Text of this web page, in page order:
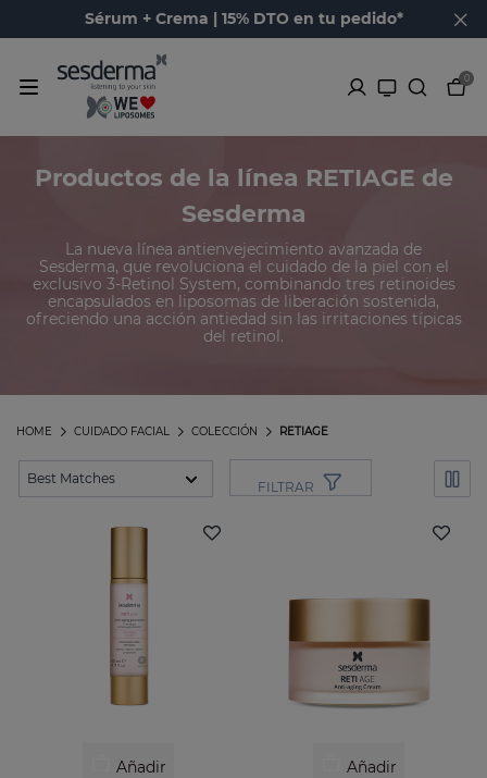
Sérum + Crema | 15% DTO en tu pedido*
0
Productos de la línea RETIAGE de
Sesderma
La nueva línea antienvejecimiento avanzada de
Sesderma, que revoluciona el cuidado de la piel con el
exclusivo 3-Retinol System, combinando tres retinoides
encapsulados en liposomas de liberación sostenida,
ofreciendo una acción antiedad sin las irritaciones típicas
del retinol.
RETIAGE
COLECCIÓN
CUIDADO FACIAL
HOME
FILTRAR
Añadir Añadir